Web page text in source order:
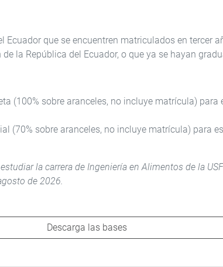
que se encuentren matriculados en tercer
la República del Ecuador, o que ya se hayan
(100% sobre aranceles, no incluye matrícula)
(70% sobre aranceles, no incluye matrícula) para
la carrera de Ingeniería en Alimentos de la
de 2026.
Descarga las bases